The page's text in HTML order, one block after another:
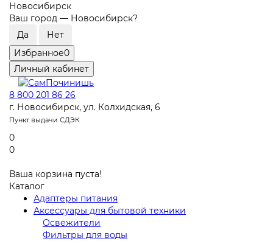
Новосибирск
Ваш город — Новосибирск?
Избранное0
Личный кабинет
8 800 201 86 26
г. Новосибирск, ул. Колхидская, 6
Пункт выдачи СДЭК
0
0
Ваша корзина пуста!
Каталог
Адаптеры питания
Аксессуары для бытовой техники
Освежители
Фильтры для воды